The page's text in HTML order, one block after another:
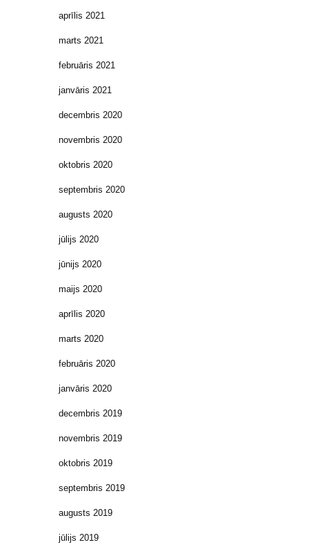
aprīlis 2021
marts 2021
februāris 2021
janvāris 2021
decembris 2020
novembris 2020
oktobris 2020
septembris 2020
augusts 2020
jūlijs 2020
jūnijs 2020
maijs 2020
aprīlis 2020
marts 2020
februāris 2020
janvāris 2020
decembris 2019
novembris 2019
oktobris 2019
septembris 2019
augusts 2019
jūlijs 2019